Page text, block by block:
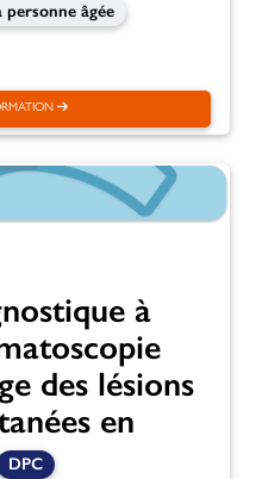
personne âgée
à
des lésions
en
DPC